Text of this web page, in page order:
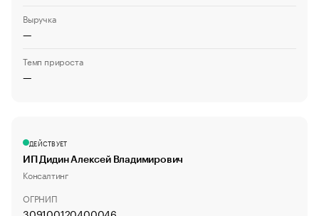
Выручка
—
Темп прироста
—
ДЕЙСТВУЕТ
ИП Дидин Алексей Владимирович
Консалтинг
ОГРНИП